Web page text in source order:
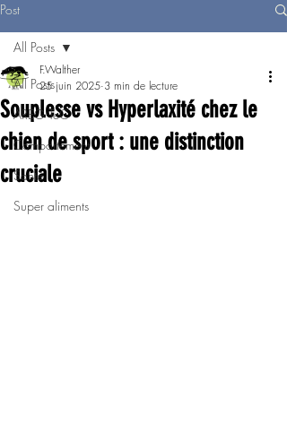
Post
All Posts
AREG TeC
Comportement
Santé
Super aliments
All Posts
Souplesse vs Hyperlaxité chez le
chien de sport : une distinction
cruciale
F.Walther
25 juin 2025 3 min de lecture